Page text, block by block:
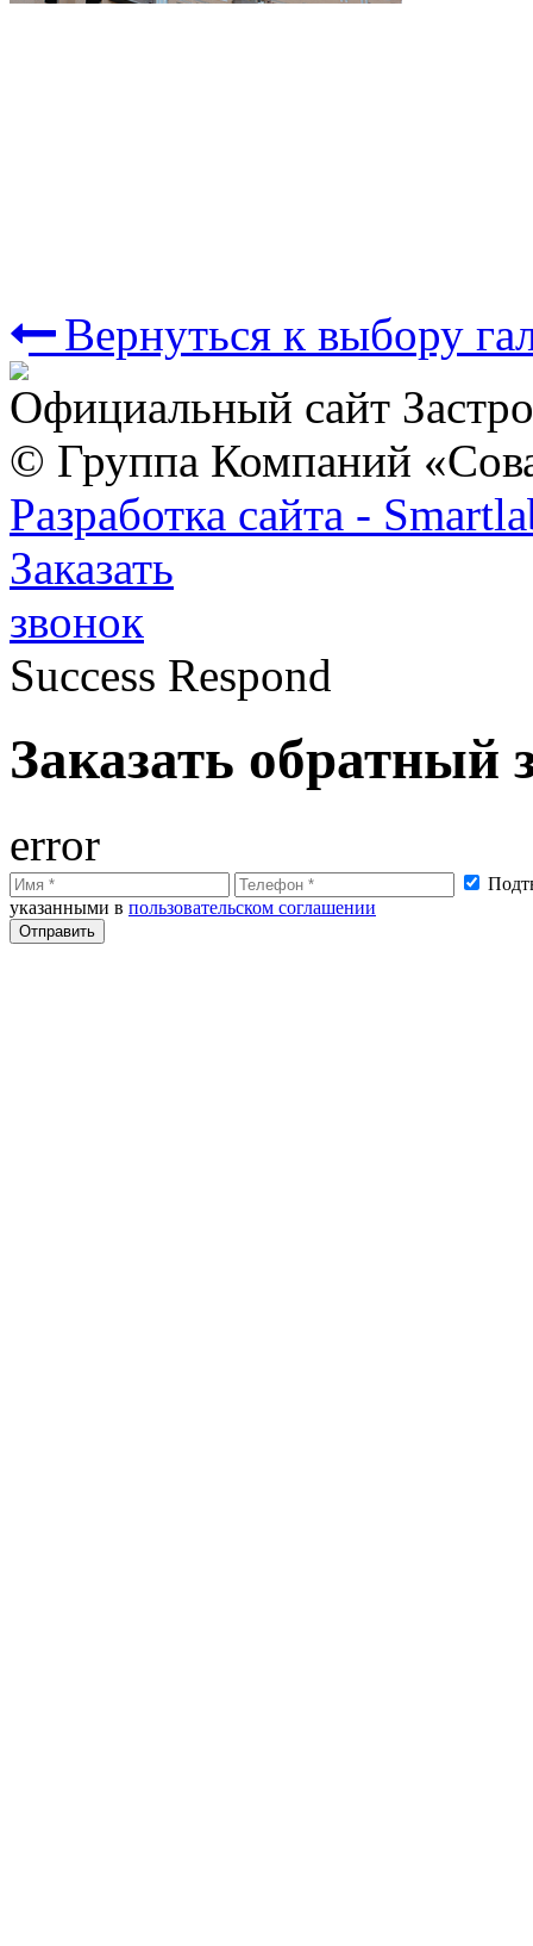
Вернуться к выбору
Официальный сайт
© Группа Компаний
Разработка сайта -
Заказать
звонок
Success Respond
Заказать обратный
error
указанными в пользовательском соглашении
Отправить